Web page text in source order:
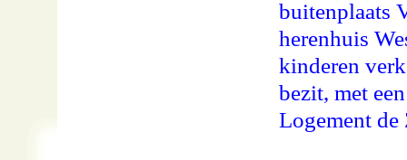
buitenplaats
herenhuis
kinderen
bezit, met
Logement de